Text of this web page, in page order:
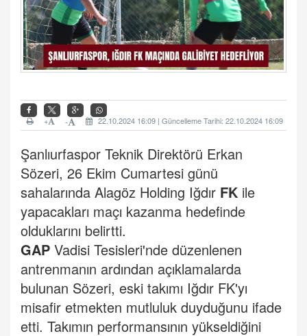
22.10.2024 16:09 | Güncelleme Tarihi: 22.10.2024 16:09
-
+
Şanlıurfaspor Teknik Direktörü Erkan
Sözeri, 26 Ekim Cumartesi günü
sahalarında Alagöz Holding Iğdır FK ile
yapacakları maçı kazanma hedefinde
olduklarını belirtti.
GAP Vadisi Tesisleri'nde düzenlenen
antrenmanın ardından açıklamalarda
bulunan Sözeri, eski takımı Iğdır FK'yı
misafir etmekten mutluluk duyduğunu ifade
etti. Takımın performansının yükseldiğini